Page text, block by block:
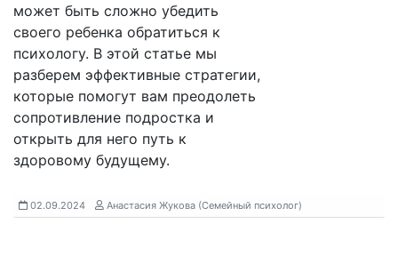
может быть сложно убедить
своего ребенка обратиться к
психологу. В этой статье мы
разберем эффективные стратегии,
которые помогут вам преодолеть
сопротивление подростка и
открыть для него путь к
здоровому будущему.
02.09.2024 Анастасия Жукова (Семейный психолог)